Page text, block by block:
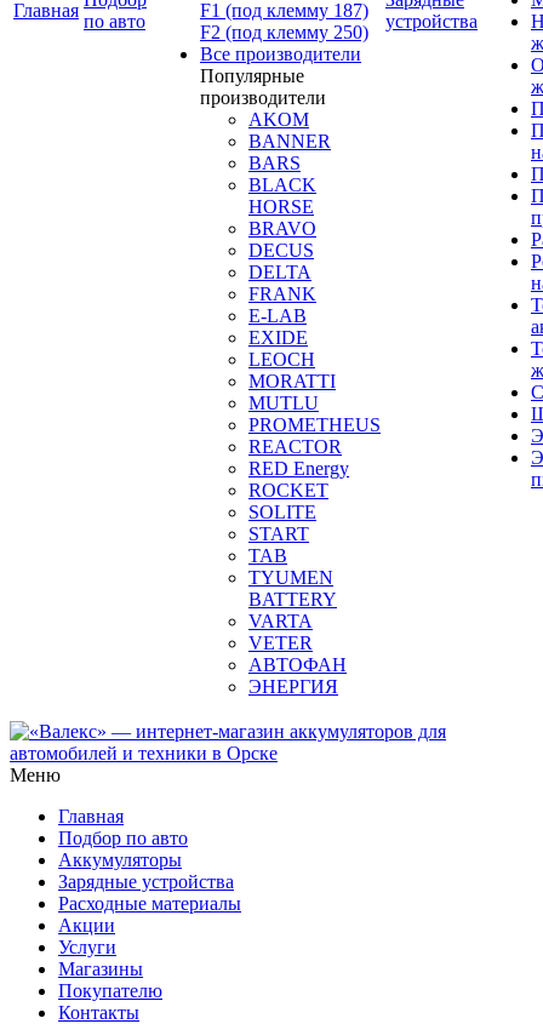
Главная
по авто
F1 (под клемму 187)
F2 (под клемму 250)
Все производители
Популярные
производители
AKOM
BANNER
BARS
BLACK
HORSE
BRAVO
DECUS
DELTA
FRANK
E-LAB
EXIDE
LEOCH
MORATTI
MUTLU
PROMETHEUS
REACTOR
RED Energy
ROCKET
SOLITE
START
TAB
TYUMEN
BATTERY
VARTA
VETER
АВТОФАН
ЭНЕРГИЯ
устройства
Меню
Главная
Подбор по авто
Аккумуляторы
Зарядные устройства
Расходные материалы
Акции
Услуги
Магазины
Покупателю
Контакты